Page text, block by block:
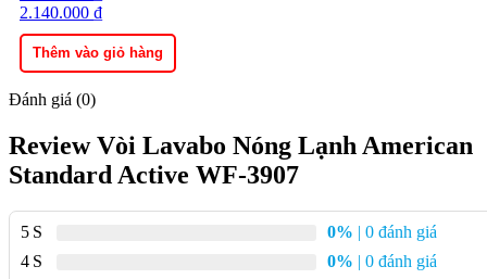
gốc
là:
3.050.000 ₫.
2.140.000 ₫
hiện
tại
là:
2.140.000 ₫.
Thêm vào giỏ hàng
Đánh giá (0)
Review Vòi Lavabo Nóng Lạnh American
Standard Active WF-3907
5 0% | 0 đánh giá
4
0% | 0 đánh giá